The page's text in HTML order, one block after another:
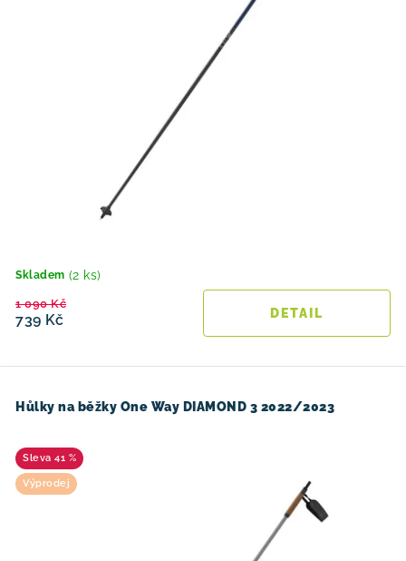
Skladem (2 ks)
739 Kč
1 090 Kč
Hůlky na běžky One Way DIAMOND 3 2022/2023
41 %
Výprodej